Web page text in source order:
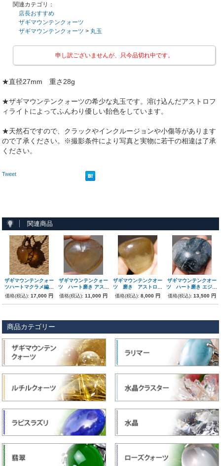
関連カテゴリ：
店長おすすめ
ザギマウンテンクォーツ
ザギマウンテンクォーツ > 丸玉
申し訳ございませんが、只今品切れ中です。
★直径27mm 重さ28g
★ザギマウンテンクォーツの希少な丸玉です。溶け込んだアストロフ
ィライトによってふんわり優しい飴色をしています。
★天然石ですので、クラックやインクルージョンや小傷等があります
ので了承ください。※撮影条件により写真と実物に若干の相違は了承
ください。
Tweet
関連商品
ザギマウンテンクォー
ツハートマクラメ編み
ペンダント
価格(税込):17,000 円
ザギマウンテンクォー
ツ ハート磨き アスト
ロフィライト
価格(税込):11,000 円
ザギマウンテンクオー
ツ 磨き アストロフ
ィライト
価格(税込): 8,000 円
ザギマウンテンクオー
ツ ハート磨き エジリ
ン
価格(税込): 13,500 円
商品カテゴリー